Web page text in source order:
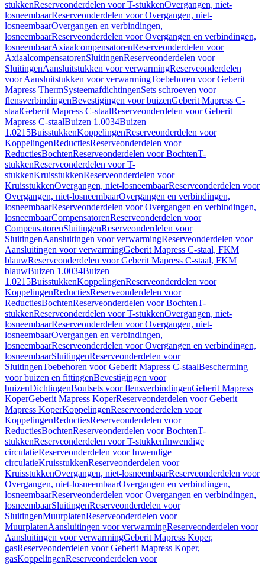
stukkenReserveonderdelen voor T-stukkenOvergangen, niet-
losneembaarReserveonderdelen voor Overgangen, niet-
losneembaarOvergangen en verbindingen,
losneembaarReserveonderdelen voor Overgangen en verbindingen,
losneembaarAxiaalcompensatorenReserveonderdelen voor
AxiaalcompensatorenSluitingenReserveonderdelen voor
SluitingenAansluitstukken voor verwarmingReserveonderdelen
voor Aansluitstukken voor verwarmingToebehoren voor Geberit
Mapress ThermSysteemafdichtingenSets schroeven voor
flensverbindingenBevestigingen voor buizenGeberit Mapress C-
staalGeberit Mapress C-staalReserveonderdelen voor Geberit
Mapress C-staalBuizen 1.0034Buizen
1.0215BuisstukkenKoppelingenReserveonderdelen voor
KoppelingenReductiesReserveonderdelen voor
ReductiesBochtenReserveonderdelen voor BochtenT-
stukkenReserveonderdelen voor T-
stukkenKruisstukkenReserveonderdelen voor
KruisstukkenOvergangen, niet-losneembaarReserveonderdelen voor
Overgangen, niet-losneembaarOvergangen en verbindingen,
losneembaarReserveonderdelen voor Overgangen en verbindingen,
losneembaarCompensatorenReserveonderdelen voor
CompensatorenSluitingenReserveonderdelen voor
SluitingenAansluitingen voor verwarmingReserveonderdelen voor
Aansluitingen voor verwarmingGeberit Mapress C-staal, FKM
blauwReserveonderdelen voor Geberit Mapress C-staal, FKM
blauwBuizen 1.0034Buizen
1.0215BuisstukkenKoppelingenReserveonderdelen voor
KoppelingenReductiesReserveonderdelen voor
ReductiesBochtenReserveonderdelen voor BochtenT-
stukkenReserveonderdelen voor T-stukkenOvergangen, niet-
losneembaarReserveonderdelen voor Overgangen, niet-
losneembaarOvergangen en verbindingen,
losneembaarReserveonderdelen voor Overgangen en verbindingen,
losneembaarSluitingenReserveonderdelen voor
SluitingenToebehoren voor Geberit Mapress C-staalBescherming
voor buizen en fittingenBevestigingen voor
buizenDichtingenBoutsets voor flensverbindingenGeberit Mapress
KoperGeberit Mapress KoperReserveonderdelen voor Geberit
Mapress KoperKoppelingenReserveonderdelen voor
KoppelingenReductiesReserveonderdelen voor
ReductiesBochtenReserveonderdelen voor BochtenT-
stukkenReserveonderdelen voor T-stukkenInwendige
circulatieReserveonderdelen voor Inwendige
circulatieKruisstukkenReserveonderdelen voor
KruisstukkenOvergangen, niet-losneembaarReserveonderdelen voor
Overgangen, niet-losneembaarOvergangen en verbindingen,
losneembaarReserveonderdelen voor Overgangen en verbindingen,
losneembaarSluitingenReserveonderdelen voor
SluitingenMuurplatenReserveonderdelen voor
MuurplatenAansluitingen voor verwarmingReserveonderdelen voor
Aansluitingen voor verwarmingGeberit Mapress Koper,
gasReserveonderdelen voor Geberit Mapress Koper,
gasKoppelingenReserveonderdelen voor